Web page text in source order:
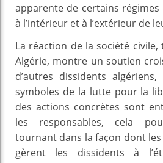
apparente de certains
à l’intérieur et à l’extérieur de
La réaction de la société civile,
Algérie, montre un soutien
d’autres dissidents
symboles de la lutte pour la
des actions concrètes sont
les responsables, cela
tournant dans la façon dont
gèrent les dissidents à